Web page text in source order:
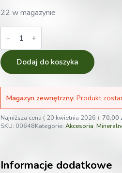
22 w magazynie
ilość
Plagron
Race
250
ml
spray
stymulator
Dodaj do koszyka
Magazyn zewnętrzny: Produkt
Najniższa cena ( 20 kwietnia 2026 ): 70,00
SKU: 00648Kategorie: Akcesoria,
Informacje dodatkowe